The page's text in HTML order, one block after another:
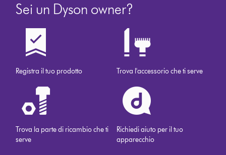
Sei un Dyson owner?
Registra il tuo prodotto Trova l'accessorio che ti serve
Trova la parte di ricambio che ti
serve
Richiedi aiuto per il tuo
apparecchio